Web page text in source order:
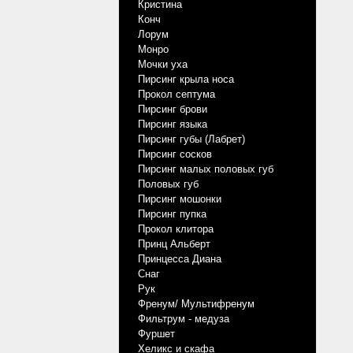
Кристина
Конч
Лорум
Монро
Мочки уха
Пирсинг крыла носа
Прокол септума
Пирсинг брови
Пирсинг языка
Пирсинг губы (Лабрет)
Пирсинг сосков
Пирсинг малых половых губ
Половых губ
Пирсинг мошонки
Пирсинг пупка
Прокол клитора
Принц Альберт
Принцесса Диана
Снаг
Рук
Френум/ Мультифренум
Фильтрум - медуза
Фуршет
Хеликс и скафа